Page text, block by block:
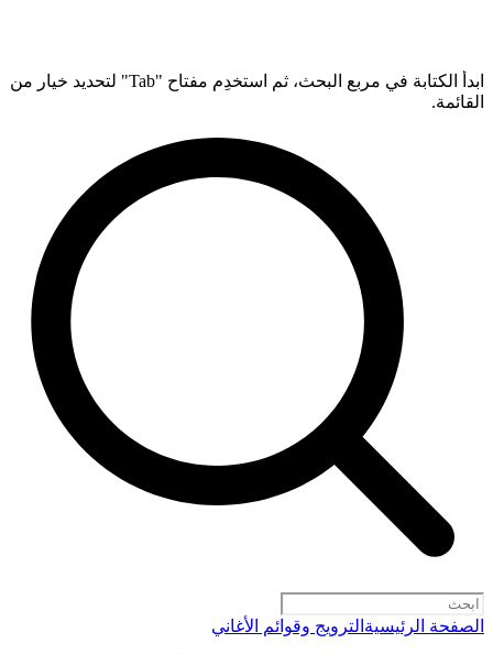
ابدأ الكتابة في مربع البحث، ثم استخدِم مفتاح "Tab" لتحديد خيار من
القائمة.
الصفحة الرئيسية الترويج وقوائم الأغاني